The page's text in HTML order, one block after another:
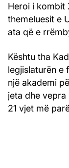
Heroi i kombit
themeluesit e
ata që e
Kështu tha
legjislaturën e
një akademi
jeta dhe
21 vjet më